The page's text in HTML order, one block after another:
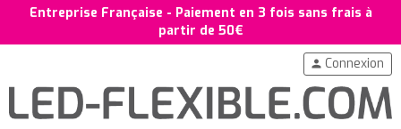
Entreprise Française - Paiement en 3 fois sans frais à
partir de 50€
person Connexion